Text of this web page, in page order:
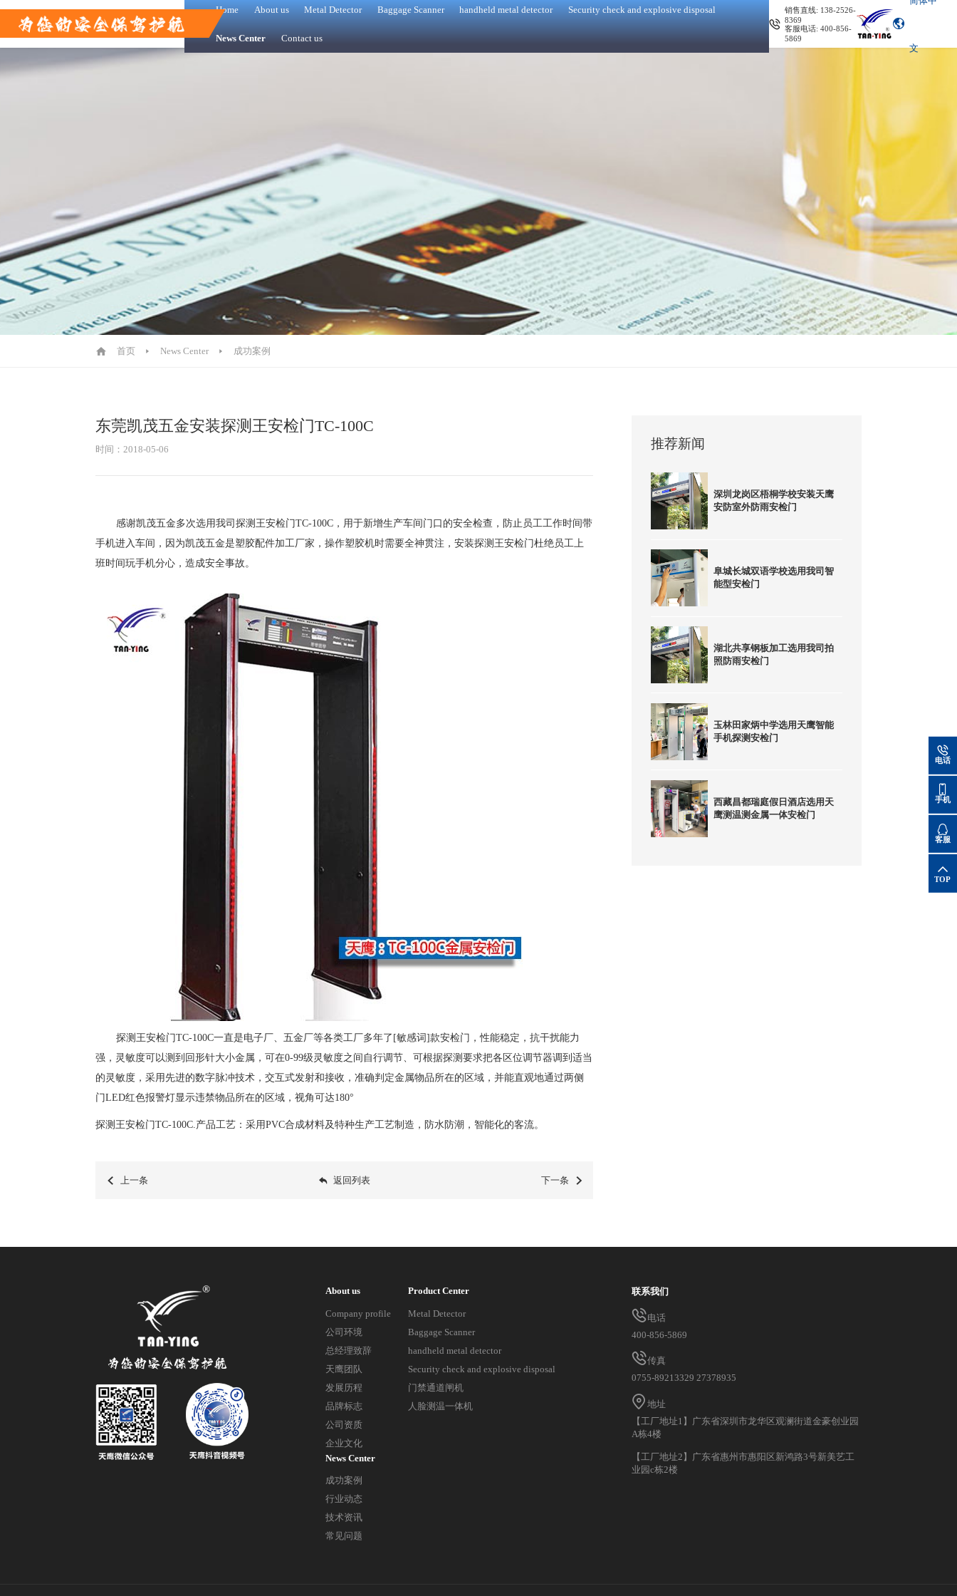
Home About us Metal Detector Baggage Scanner handheld metal detector Security check and explosive disposal
News Center Contact us
销售直线: 138-2526-
8369
客服电话: 400-856-
5869
文
首页 News Center 成功案例
东莞凯茂五金安装探测王安检门TC-100C
时间：2018-05-06
感谢凯茂五金多次选用我司探测王安检门TC-100C ，用于新增生产车间门口的安全检查，防止员工工作时间带
手机进入车间，因为凯茂五金是塑胶配件加工厂家，操作塑胶机时需要全神贯注，安装探测王安检门杜绝员工上
班时间玩手机分心，造成安全事故。
探测王安检门TC-100C一直是电子厂、五金厂等各类工厂多年了[敏感词]款安检门，性能稳定，抗干扰能力
强，灵敏度可以测到回形针大小金属，可在0-99级灵敏度之间自行调节、可根据探测要求把各区位调节器调到适当
的灵敏度，采用先进的数字脉冲技术，交互式发射和接收，准确判定金属物品所在的区域，并能直观地通过两侧
门LED红色报警灯显示违禁物品所在的区域，视角可达180°
探测王安检门TC-100C.产品工艺：采用PVC合成材料及特种生产工艺制造，防水防潮，智能化的客流。
上一条 返回列表 下一条
推荐新闻
深圳龙岗区梧桐学校安装天鹰
安防室外防雨安检门
阜城长城双语学校选用我司智
能型安检门
湖北共享钢板加工选用我司拍
照防雨安检门
玉林田家炳中学选用天鹰智能
手机探测安检门
西藏昌都瑞庭假日酒店选用天
鹰测温测金属一体安检门
About us
Company profile
公司环境
总经理致辞
天鹰团队
发展历程
品牌标志
公司资质
企业文化
Product Center
Metal Detector
Baggage Scanner
handheld metal detector
Security check and explosive disposal
门禁通道闸机
人脸测温一体机
News Center
成功案例
行业动态
技术资讯
常见问题
联系我们
电话
400-856-5869
传真
0755-89213329 27378935
地址
【工厂地址1】广东省深圳市龙华区观澜街道金豪创业园
A栋4楼
【工厂地址2】广东省惠州市惠阳区新鸿路3号新美艺工
业园c栋2楼
电话
手机
客服
TOP